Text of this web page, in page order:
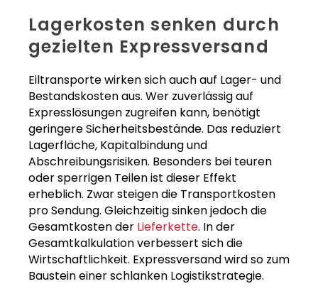
Lagerkosten senken durch
gezielten Expressversand
Eiltransporte wirken sich auch auf Lager- und
Bestandskosten aus. Wer zuverlässig auf
Expresslösungen zugreifen kann, benötigt
geringere Sicherheitsbestände. Das reduziert
Lagerfläche, Kapitalbindung und
Abschreibungsrisiken. Besonders bei teuren
oder sperrigen Teilen ist dieser Effekt
erheblich. Zwar steigen die Transportkosten
pro Sendung. Gleichzeitig sinken jedoch die
Gesamtkosten der Lieferkette. In der
Gesamtkalkulation verbessert sich die
Wirtschaftlichkeit. Expressversand wird so zum
Baustein einer schlanken Logistikstrategie.